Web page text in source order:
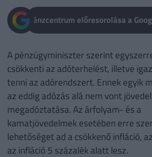
Pénzcentrum előresorolása a
A pénzügyminiszter szerint
csökkenti az adóterhelést, illetve
tenni az adórendszert. Ennek egyik
az eddig adózás alá nem vont
megadóztatása. Az árfolyam- és a
kamatjövedelmek esetében erre
lehetőséget ad a csökkenő infláció,
az infláció 5 százalék alatt lesz.